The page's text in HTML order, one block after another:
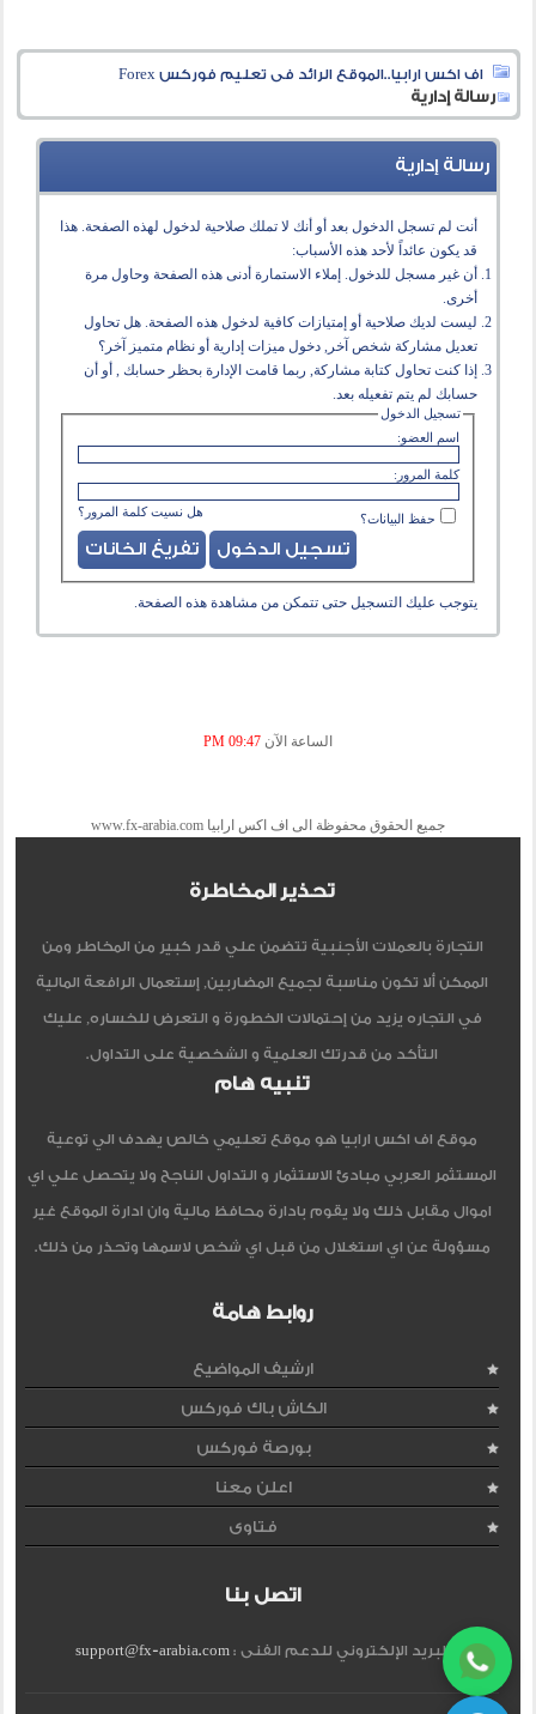
اف اكس ارابيا..الموقع الرائد فى تعليم فوركس Forex
رسالة إدارية
رسالة إدارية
أنت لم تسجل الدخول بعد أو أنك لا تملك صلاحية لدخول لهذه الصفحة. هذا
قد يكون عائداً لأحد هذه الأسباب:
أن غير مسجل للدخول. إملاء الاستمارة أدنى هذه الصفحة وحاول مرة
أخرى.
ليست لديك صلاحية أو إمتيازات كافية لدخول هذه الصفحة. هل تحاول
تعديل مشاركة شخص آخر, دخول ميزات إدارية أو نظام متميز آخر؟
إذا كنت تحاول كتابة مشاركة, ربما قامت الإدارة بحظر حسابك , أو أن
حسابك لم يتم تفعيله بعد.
تسجيل الدخول
اسم العضو:
كلمة المرور:
هل نسيت كلمة المرور؟ حفظ البيانات؟
يتوجب عليك التسجيل حتى تتمكن من مشاهدة هذه الصفحة.
الساعة الآن 09:47 PM
جميع الحقوق محفوظة الى اف اكس ارابيا www.fx-arabia.com
تحذير المخاطرة
التجارة بالعملات الأجنبية تتضمن علي قدر كبير من المخاطر ومن
الممكن ألا تكون مناسبة لجميع المضاربين, إستعمال الرافعة المالية
في التجاره يزيد من إحتمالات الخطورة و التعرض للخساره, عليك
التأكد من قدرتك العلمية و الشخصية على التداول.
تنبيه هام
موقع اف اكس ارابيا هو موقع تعليمي خالص يهدف الي توعية
المستثمر العربي مبادئ الاستثمار و التداول الناجح ولا يتحصل علي اي
اموال مقابل ذلك ولا يقوم بادارة محافظ مالية وان ادارة الموقع غير
مسؤولة عن اي استغلال من قبل اي شخص لاسمها وتحذر من ذلك.
روابط هامة
ارشيف المواضيع
الكاش باك فوركس
بورصة فوركس
اعلن معنا
فتاوى
اتصل بنا
البريد الإلكتروني للدعم الفنى :support@fx-arabia.com